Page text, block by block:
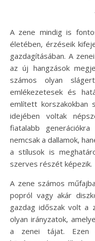
A zene mindig is fontos szerepet játszott az emberek
életében, érzéseik
gazdagításában. A
az új hangzások
számos olyan
emlékezetesek és
említett korszakokban
idejében voltak
fiatalabb
nemcsak a dallamok,
a stílusok is
szerves részét képezik.
A zene számos
popról vagy akár
gazdag időszak volt a
olyan irányzatok,
a zenei tájat.